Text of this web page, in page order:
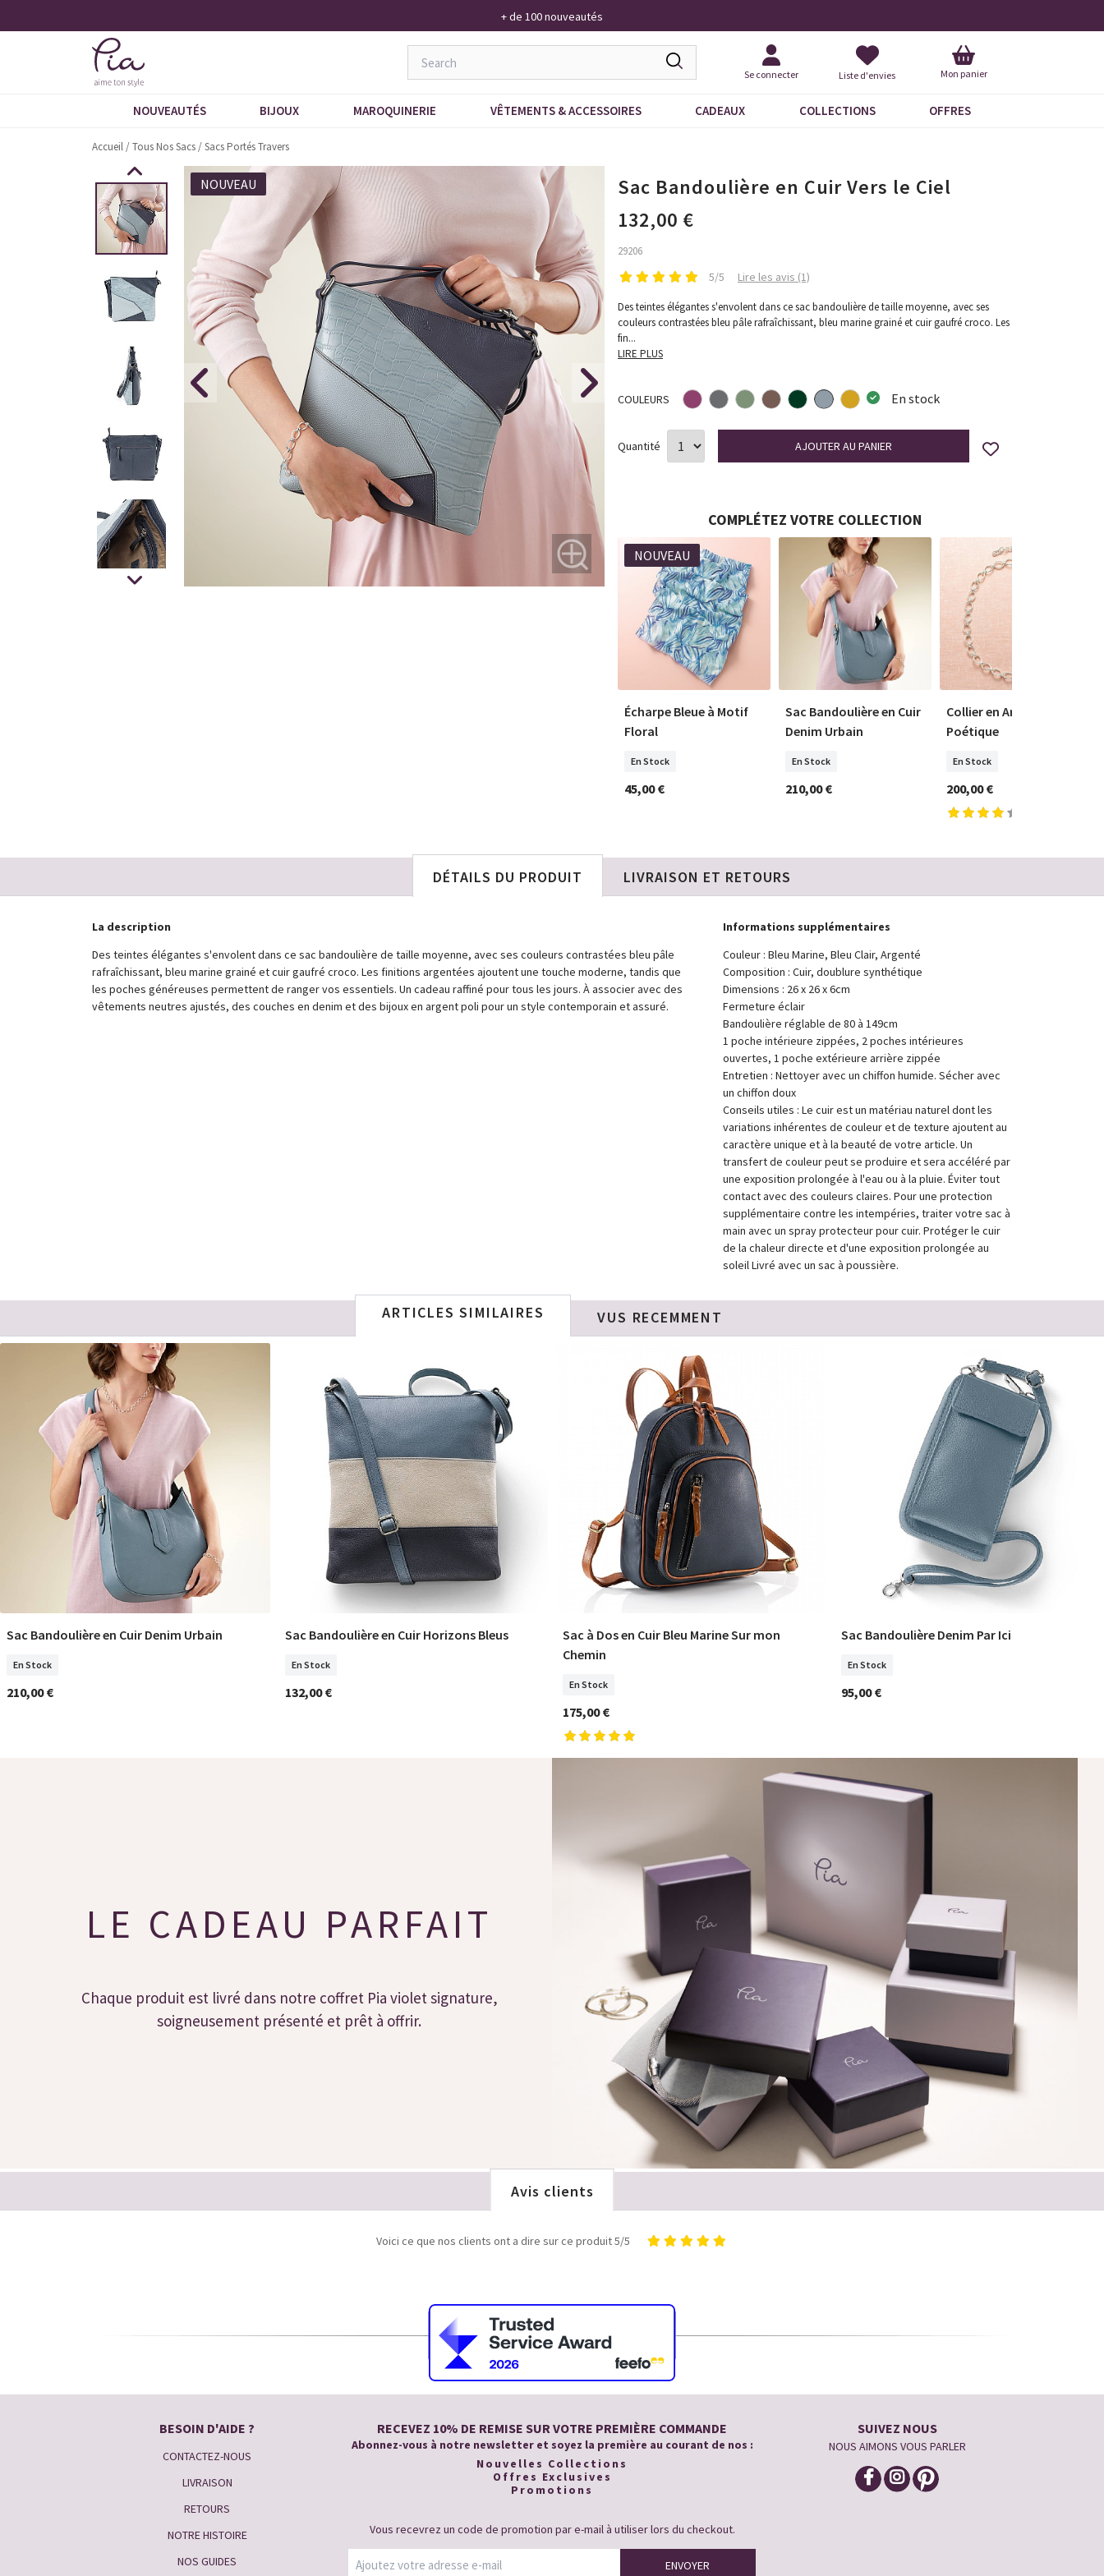
+ de 100 nouveautés
Se connecter Liste d'envies Mon panier
NOUVEAUTÉS BIJOUX MAROQUINERIE VÊTEMENTS & ACCESSOIRES CADEAUX COLLECTIONS OFFRES
Accueil/Tous Nos Sacs/Sacs Portés Travers
NOUVEAU
Sac Bandoulière en Cuir Vers le Ciel
132,00 €
29206
5/5 Lire les avis (1)
Des teintes élégantes s'envolent dans ce sac bandoulière de taille moyenne, avec ses
couleurs contrastées bleu pâle rafraîchissant, bleu marine grainé et cuir gaufré croco. Les
fin...
LIRE PLUS
COULEURS En stock
Quantité
COMPLÉTEZ VOTRE COLLECTION
NOUVEAU
Écharpe Bleue à Motif
Floral
En Stock
45,00 €
Sac Bandoulière en Cuir
Denim Urbain
En Stock
210,00 €
Collier en Argent Poésie
Poétique
En Stock
200,00 €
DÉTAILS DU PRODUIT
La description
Des teintes élégantes s'envolent dans ce sac bandoulière de taille moyenne, avec ses couleurs contrastées bleu pâle
rafraîchissant, bleu marine grainé et cuir gaufré croco. Les finitions argentées ajoutent une touche moderne, tandis que
les poches généreuses permettent de ranger vos essentiels. Un cadeau raffiné pour tous les jours. À associer avec des
vêtements neutres ajustés, des couches en denim et des bijoux en argent poli pour un style contemporain et assuré.
Informations supplémentaires
Couleur : Bleu Marine, Bleu Clair, Argenté
Composition : Cuir, doublure synthétique
Dimensions : 26 x 26 x 6cm
Fermeture éclair
Bandoulière réglable de 80 à 149cm
1 poche intérieure zippées, 2 poches intérieures
ouvertes, 1 poche extérieure arrière zippée
Entretien : Nettoyer avec un chiffon humide. Sécher avec
un chiffon doux
Conseils utiles : Le cuir est un matériau naturel dont les
variations inhérentes de couleur et de texture ajoutent au
caractère unique et à la beauté de votre article. Un
transfert de couleur peut se produire et sera accéléré par
une exposition prolongée à l'eau ou à la pluie. Éviter tout
contact avec des couleurs claires. Pour une protection
supplémentaire contre les intempéries, traiter votre sac à
main avec un spray protecteur pour cuir. Protéger le cuir
de la chaleur directe et d'une exposition prolongée au
soleil Livré avec un sac à poussière.
LIVRAISON ET RETOURS
ARTICLES SIMILAIRES VUS RECEMMENT
COMMANDER
Sac Bandoulière en Cuir Denim Urbain
En Stock
210,00 €
COMMANDER
Sac Bandoulière en Cuir Horizons Bleus
En Stock
132,00 €
COMMANDER
Sac à Dos en Cuir Bleu Marine Sur mon
Chemin
En Stock
175,00 €
COMMANDER
Sac Bandoulière Denim Par Ici
En Stock
95,00 €
LE CADEAU PARFAIT
Chaque produit est livré dans notre coffret Pia violet signature,
soigneusement présenté et prêt à offrir.
Avis clients
Voici ce que nos clients ont a dire sur ce produit 5/5
RECEVEZ 10% DE REMISE SUR VOTRE PREMIÈRE COMMANDE
Abonnez-vous à notre newsletter et soyez la première au courant de nos :
Nouvelles Collections
Offres Exclusives
Promotions
Vous recevrez un code de promotion par e-mail à utiliser lors du checkout.
SUIVEZ NOUS
NOUS AIMONS VOUS PARLER
BESOIN D'AIDE ?
CONTACTEZ-NOUS
LIVRAISON
RETOURS
NOTRE HISTOIRE
NOS GUIDES